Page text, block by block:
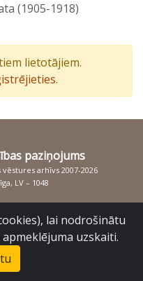
(1905-1918)
lietotājiem.
.
paziņojums
arhīvs 2007-2026
LV – 1048
lai nodrošinātu
uzskaiti.